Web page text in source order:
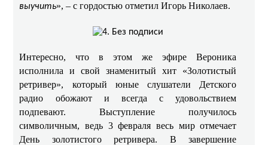
выучить», – с гордостью отметил Игорь Николаев.
Интересно, что в этом же эфире Вероника
исполнила и свой знаменитый хит «Золотистый
ретривер», который юные слушатели Детского
радио обожают и всегда с удовольствием
подпевают. Выступление получилось
символичным, ведь 3 февраля весь мир отмечает
День золотистого ретривера. В завершение